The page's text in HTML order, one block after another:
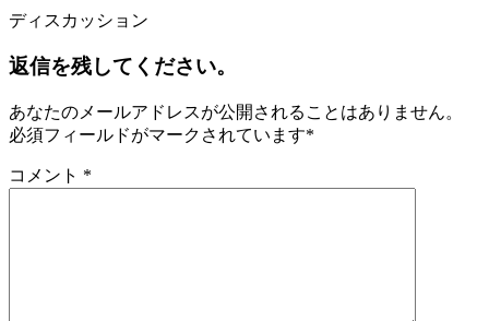
ディスカッション
返信を残してください。
あなたのメールアドレスが公開されることはありません。
必須フィールドがマークされています*
コメント *